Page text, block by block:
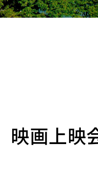
映画上映